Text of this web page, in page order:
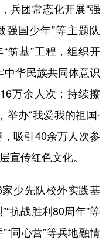
عربى
团常态化开展“强
强国少年”等主题队
筑基”工程，组织开
中华民族共同体意识
万余人次；持续擦
举办“我爱我的祖国·
吸引40余万人次参
宣传红色文化。
少先队校外实践基
抗战胜利80周年”等
同心营”等兵地融情